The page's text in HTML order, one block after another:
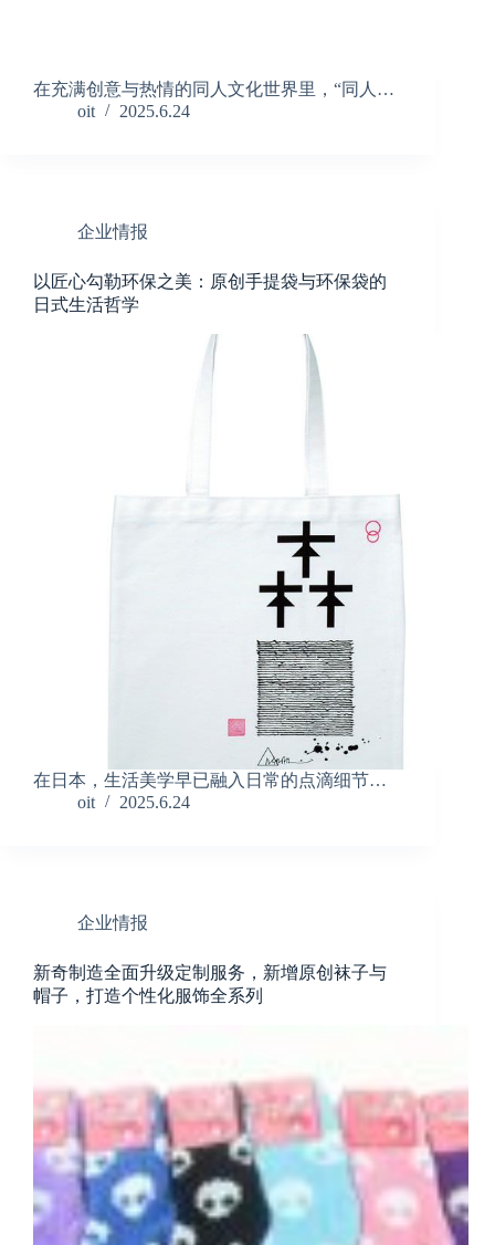
在充满创意与热情的同人文化世界里，“同人…
oit
2025.6.24
企业情报
以匠心勾勒环保之美：原创手提袋与环保袋的
日式生活哲学
在日本，生活美学早已融入日常的点滴细节…
oit
2025.6.24
企业情报
新奇制造全面升级定制服务，新增原创袜子与
帽子，打造个性化服饰全系列